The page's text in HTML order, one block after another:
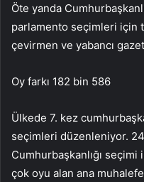
Öte yanda
parlamento seçimleri için
çevirmen ve yabancı
Oy farkı 182 bin 586
Ülkede 7. kez
seçimleri düzenleniyor.
Cumhurbaşkanlığı
çok oyu alan ana